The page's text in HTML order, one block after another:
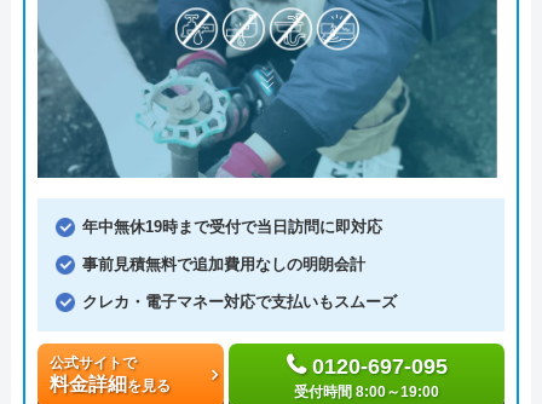
年中無休19時まで受付で当日訪問に即対応
事前見積無料で追加費用なしの明朗会計
クレカ・電子マネー対応で支払いもスムーズ
公式サイトで
料金詳細を見る
0120-697-095
受付時間 8:00～19:00